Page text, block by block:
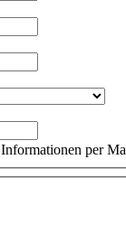
Ich möchte weitere Informationen